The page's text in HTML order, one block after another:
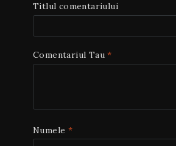
Titlul comentariului
Comentariul Tau*
Numele *